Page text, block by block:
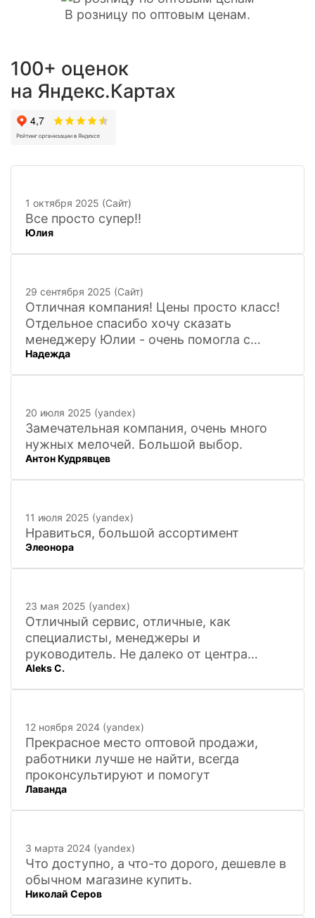
В розницу по оптовым ценам.
100+ оценок
на Яндекс.Картах
1 октября 2025 (Сайт)
Все просто супер!!
Юлия
29 сентября 2025 (Сайт)
Отличная компания! Цены просто класс!
Отдельное спасибо хочу сказать
менеджеру Юлии - очень помогла с
покупкой и доставкой сувенирных
фигурок! Буду ждать новинок и покупать
Надежда
20 июля 2025 (yandex)
Замечательная компания, очень много
нужных мелочей. Большой выбор.
Антон Кудрявцев
11 июля 2025 (yandex)
Нравиться, большой ассортимент
Элеонора
23 мая 2025 (yandex)
Отличный сервис, отличные, как
специалисты, менеджеры и
руководитель. Не далеко от центра
города, 20 минут
Aleks C.
12 ноября 2024 (yandex)
Прекрасное место оптовой продажи,
работники лучше не найти, всегда
проконсультируют и помогут
Лаванда
3 марта 2024 (yandex)
Что доступно, а что-то дорого, дешевле в
обычном магазине купить.
Николай Серов